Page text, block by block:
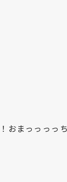
おまっっっっ